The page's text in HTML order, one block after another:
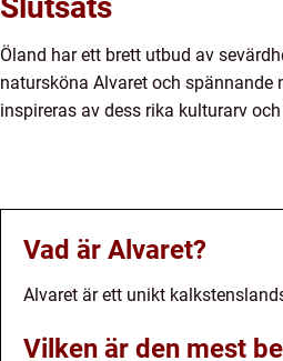
Öland har ett brett utbud av
natursköna Alvaret och
inspireras av dess rika kulturarv
Vad är Alvaret?
Alvaret är ett unikt
Vilken är den mest